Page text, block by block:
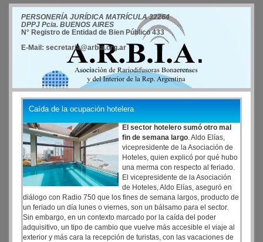
PERSONERÍA JURÍDICA MATRÍCULA 32264
DPPJ Pcia. BUENOS AIRES
N° Registro de Entidad de Bien Público 433
E-Mail: secretaria@arbia.org.ar
Caída de la ocupación hotelera
El sector hotelero sumó otro mal
fin de semana largo. Aldo Elías,
vicepresidente de la Asociación de
Hoteles, quien explicó por qué hubo
una merma con respecto al feriado.
El vicepresidente de la Asociación
de Hoteles, Aldo Elías, aseguró en
diálogo con Radio 750 que los fines de semana largos, producto de
un feriado un día lunes o viernes, son un bálsamo para el sector.
Sin embargo, en un contexto marcado por la caída del poder
adquisitivo, un tipo de cambio que vuelve más accesible el viaje al
exterior y más cara la recepción de turistas, con las vacaciones de